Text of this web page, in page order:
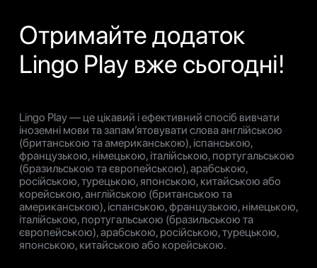
Отримайте додаток
Lingo Play вже сьогодні!
Lingo Play — це цікавий і ефективний спосіб вивчати
іноземні мови та запам’ятовувати слова англійською
(британською та американською), іспанською,
французькою, німецькою, італійською, португальською
(бразильською та європейською), арабською,
російською, турецькою, японською, китайською або
корейською, англійською (британською та
американською), іспанською, французькою, німецькою,
італійською, португальською (бразильською та
європейською), арабською, російською, турецькою,
японською, китайською або корейською.